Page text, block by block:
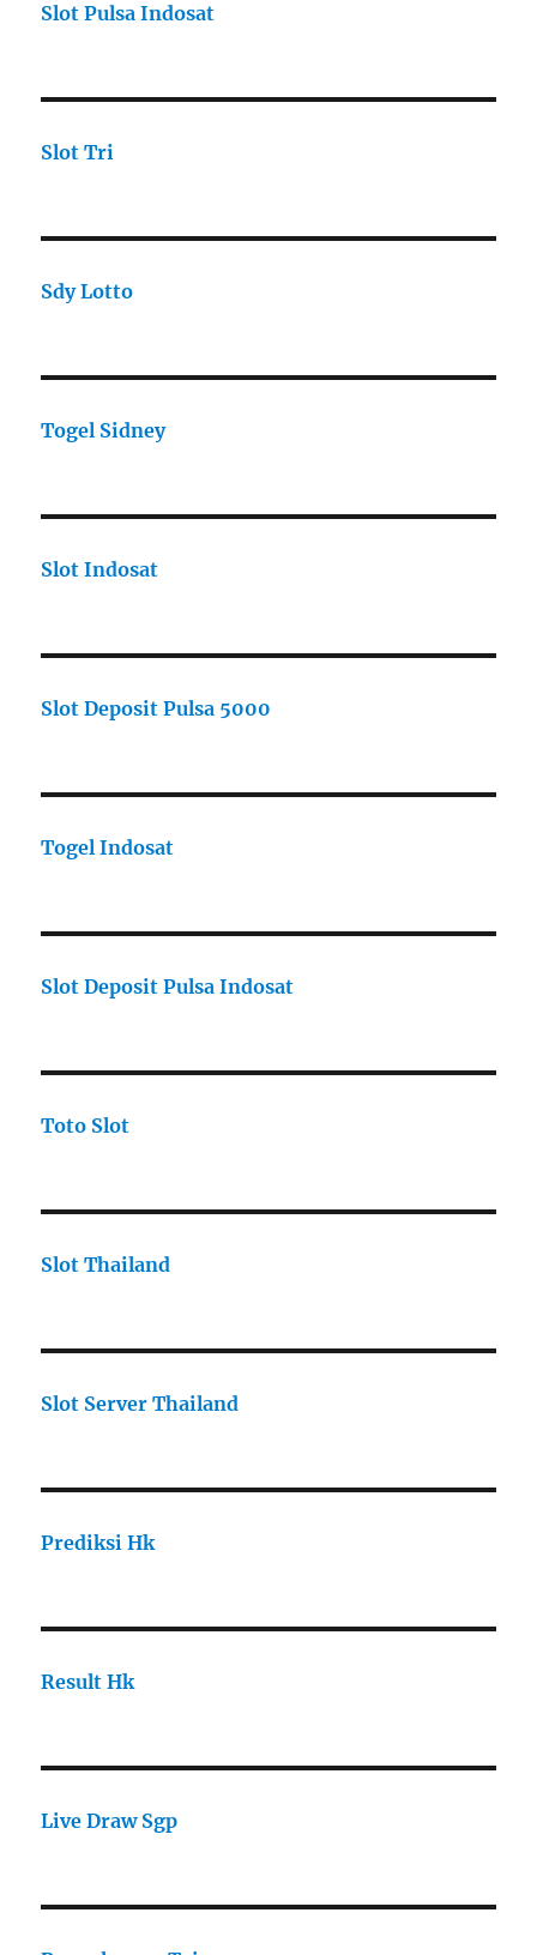
Slot Pulsa Indosat
Slot Tri
Sdy Lotto
Togel Sidney
Slot Indosat
Slot Deposit Pulsa 5000
Togel Indosat
Slot Deposit Pulsa Indosat
Toto Slot
Slot Thailand
Slot Server Thailand
Prediksi Hk
Result Hk
Live Draw Sgp